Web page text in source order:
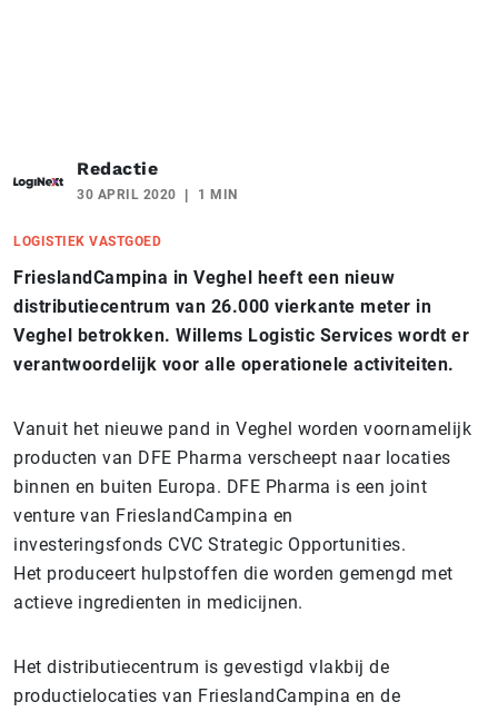
Redactie
30 APRIL 2020 1 MIN
LOGISTIEK VASTGOED
FrieslandCampina in Veghel heeft een nieuw
distributiecentrum van 26.000 vierkante meter in
Veghel betrokken. Willems Logistic Services wordt er
verantwoordelijk voor alle operationele activiteiten.
Vanuit het nieuwe pand in Veghel worden voornamelijk
producten van DFE Pharma verscheept naar locaties
binnen en buiten Europa. DFE Pharma is een joint
venture van FrieslandCampina en
investeringsfonds CVC Strategic Opportunities.
Het produceert hulpstoffen die worden gemengd met
actieve ingredienten in medicijnen.
Het distributiecentrum is gevestigd vlakbij de
productielocaties van FrieslandCampina en de